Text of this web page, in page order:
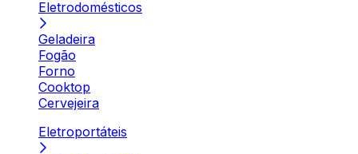
Eletrodomésticos
Geladeira
Fogão
Forno
Cooktop
Cervejeira
Eletroportáteis